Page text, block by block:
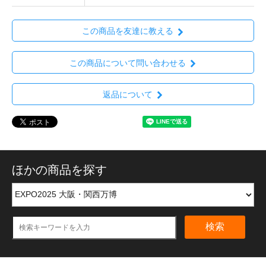
この商品を友達に教える
この商品について問い合わせる
返品について
ほかの商品を探す
検索